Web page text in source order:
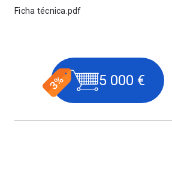
Ficha técnica.pdf
5 000 €